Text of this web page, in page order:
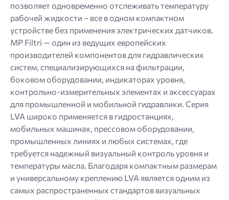
позволяет одновременно отслеживать температуру
рабочей жидкости – все в одном компактном
устройстве без применения электрических датчиков.
MP Filtri — один из ведущих европейских
производителей компонентов для гидравлических
систем, специализирующихся на фильтрации,
боковом оборудовании, индикаторах уровня,
контрольно-измерительных элементах и ​​аксессуарах
для промышленной и мобильной гидравлики. Серия
LVA широко применяется в гидростанциях,
мобильных машинах, прессовом оборудовании,
промышленных линиях и любых системах, где
требуется надежный визуальный контроль уровня и
температуры масла. Благодаря компактным размерам
и универсальному креплению LVA является одним из
самых распространенных стандартов визуальных